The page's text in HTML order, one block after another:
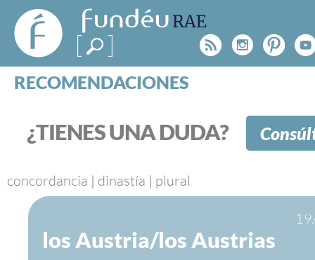
FundéuRAE
- Fundación
del Español
Urgente
Rss
RECOMENDACIONES
CATEGORÍAS
ESPECIALES
BLOG
NOTICIAS
SOBRE LA FUNDÉURAE
FundéuRAE es una fundación patrocinada por la
¿TIENES UNA DUDA?
concordancia | dinastía | plural
los Austria/los Austrias